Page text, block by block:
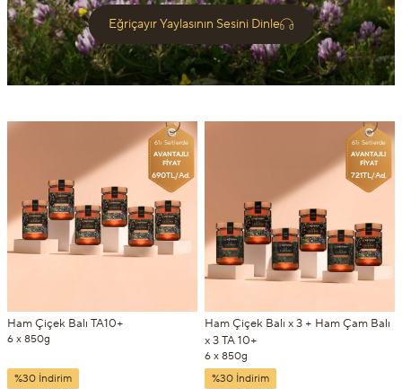
Eğriçayır Yaylasının Sesini Dinle
Ham Çiçek Balı TA10+
6 x 850g
6'lı Setlerde
AVANTAJLI
FİYAT
690TL/Ad.
%30 İndirim
Ham Çiçek Balı x 3 + Ham Çam Balı
x 3 TA 10+
6 x 850g
6'lı Setlerde
AVANTAJLI
FİYAT
721TL/Ad.
%30 İndirim